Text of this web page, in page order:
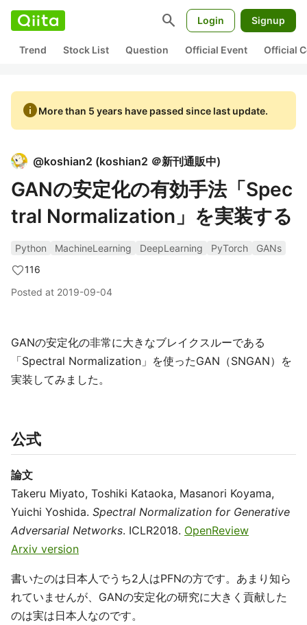
search Login Signup
Trend Stock List Question Official Event Official
infoMore than 5 years have passed since last update.
@koshian2 (koshian2 ＠新刊通販中)
GANの安定化の有効手法「Spec
tral Normalization」を実装する
Python MachineLearning DeepLearning PyTorch
GANs
116
Posted at 2019-09-04
GANの安定化の非常に大きなブレイクスルーである
「Spectral Normalization」を使ったGAN（SNGAN）を
実装してみました。
公式
論文
Takeru Miyato, Toshiki Kataoka, Masanori Koyama,
Yuichi Yoshida. Spectral Normalization for Generative
Adversarial Networks. ICLR2018. OpenReview
Arxiv version
書いたのは日本人でうち2人はPFNの方です。あまり知ら
れていませんが、GANの安定化の研究に大きく貢献した
のは実は日本人なのです。